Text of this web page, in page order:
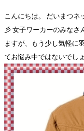
こんにちは。 だいまつ
彡 女子ワーカーのみな
ますが、もう少し気軽に
てお悩み中ではないでし